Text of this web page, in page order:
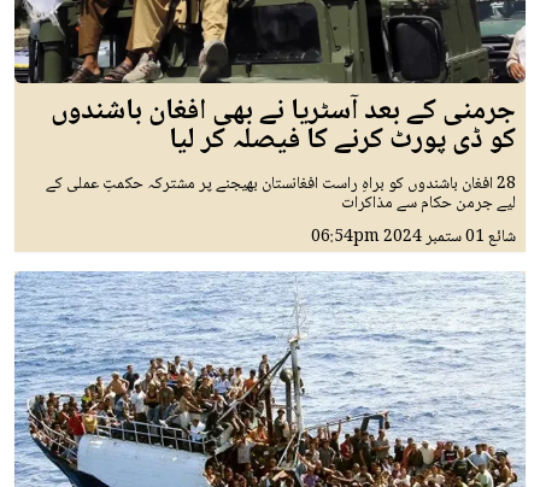
جرمنی کے بعد آسٹریا نے بھی افغان باشندوں
کو ڈی پورٹ کرنے کا فیصلہ کر لیا
28 افغان باشندوں کو براہِ راست افغانستان بھیجنے پر مشترکہ حکمتِ عملی کے
لیے جرمن حکام سے مذاکرات
شائع01 ستمبر 2024 06:54pm